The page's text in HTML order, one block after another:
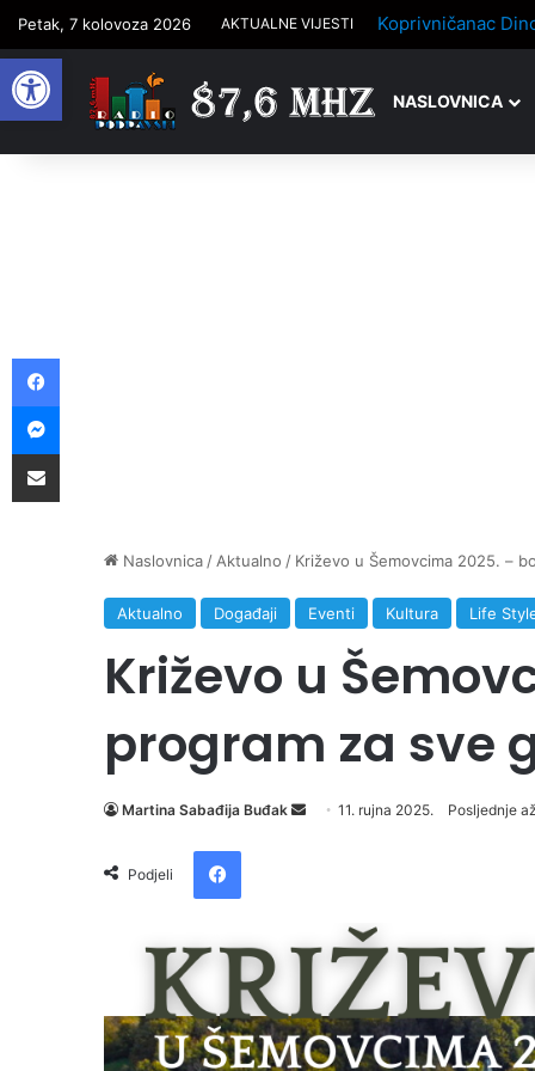
Open toolbar
Petak, 7 kolovoza 2026 AKTUALNE VIJESTI
NASLOVNICA
Naslovnica / Aktualno / Križevo u Šemovcima 2025. –
Aktualno Događaji Eventi Kultura Life
Križevo u
program za sve
Martina Sabađija Buđak
n
m
a
11. rujna 2025. Posljednje
Podjeli